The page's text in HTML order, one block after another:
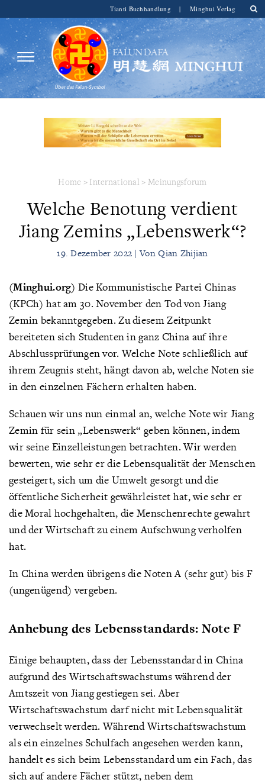
Tianti Buchhandlung | Minghui Verlag
Home > International > Meinungsforum
Welche Benotung verdient
Jiang Zemins „Lebenswerk“?
19. Dezember 2022 | Von Qian Zhijian
(Minghui.org)Die Kommunistische Partei Chinas
(KPCh) hat am 30. November den Tod von Jiang
Zemin bekanntgegeben. Zu diesem Zeitpunkt
bereiteten sich Studenten in ganz China auf ihre
Abschlussprüfungen vor. Welche Note schließlich auf
ihrem Zeugnis steht, hängt davon ab, welche Noten sie
in den einzelnen Fächern erhalten haben.
Schauen wir uns nun einmal an, welche Note wir Jiang
Zemin für sein „Lebenswerk“ geben können, indem
wir seine Einzelleistungen betrachten. Wir werden
bewerten, wie sehr er die Lebensqualität der Menschen
gesteigert, sich um die Umwelt gesorgt und die
öffentliche Sicherheit gewährleistet hat, wie sehr er
die Moral hochgehalten, die Menschenrechte gewahrt
und der Wirtschaft zu einem Aufschwung verholfen
hat.
In China werden übrigens die Noten A (sehr gut) bis F
(ungenügend) vergeben.
Anhebung des Lebensstandards: Note F
Einige behaupten, dass der Lebensstandard in China
aufgrund des Wirtschaftswachstums während der
Amtszeit von Jiang gestiegen sei. Aber
Wirtschaftswachstum darf nicht mit Lebensqualität
verwechselt werden. Während Wirtschaftswachstum
als ein einzelnes Schulfach angesehen werden kann,
handelt es sich beim Lebensstandard um ein Fach, das
sich auf andere Fächer stützt, neben dem